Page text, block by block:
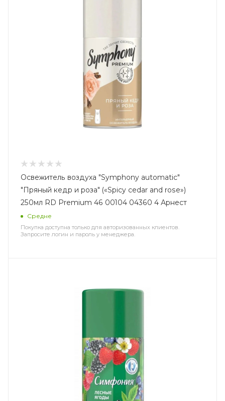
Освежитель воздуха "Symphony automatic"
"Пряный кедр и роза" («Spicy cedar and rose»)
250мл RD Premium 46 00104 04360 4 Арнест
Средне
Покупка доступна только для авторизованных клиентов.
Запросите логин и пароль у менеджера.